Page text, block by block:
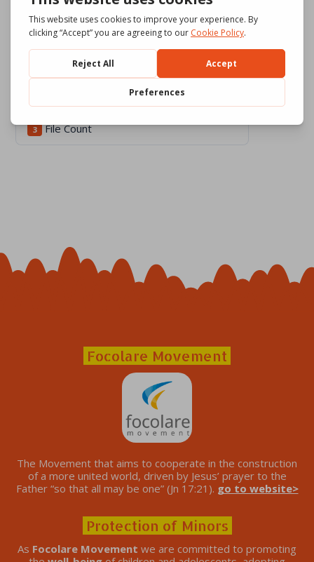
Download
3 File Count
Focolare Movement
The Movement that aims to cooperate in the construction
of a more united world, driven by Jesus’ prayer to the
Father “so that all may be one” (Jn 17:21). go to website>
Protection of Minors
As Focolare Movement we are committed to promoting